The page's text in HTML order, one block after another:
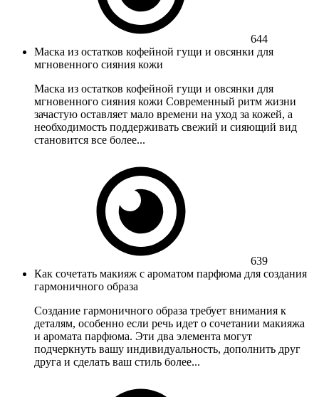
644
Маска из остатков кофейной гущи и овсянки для
мгновенного сияния кожи
Маска из остатков кофейной гущи и овсянки для
мгновенного сияния кожи Современный ритм жизни
зачастую оставляет мало времени на уход за кожей, а
необходимость поддерживать свежий и сияющий вид
становится все более...
639
Как сочетать макияж с ароматом парфюма для создания
гармоничного образа
Создание гармоничного образа требует внимания к
деталям, особенно если речь идет о сочетании макияжа
и аромата парфюма. Эти два элемента могут
подчеркнуть вашу индивидуальность, дополнить друг
друга и сделать ваш стиль более...